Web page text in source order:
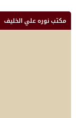
مكتب نوره علي الخليف